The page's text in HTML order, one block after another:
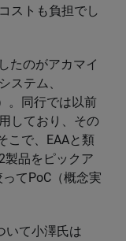
ストも負担でし
たのがアカマイ
ステム、
。同行では以前
しており、その
こで、EAAと類
製品をピックア
てPoC（概念実
いて小澤氏は